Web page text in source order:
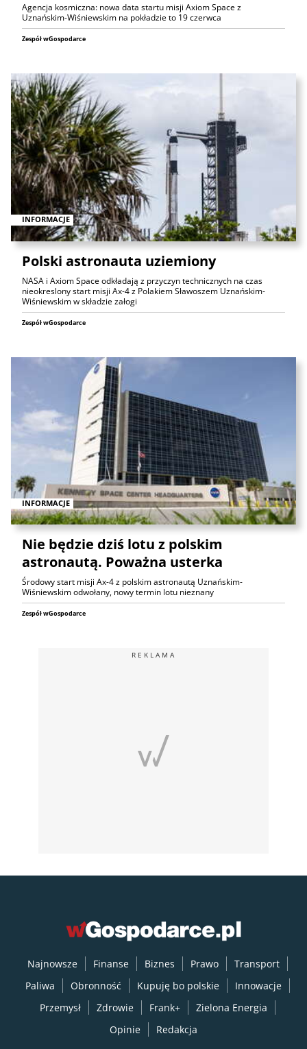
Agencja kosmiczna: nowa data startu misji Axiom Space z
Uznańskim-Wiśniewskim na pokładzie to 19 czerwca
Zespół wGospodarce
INFORMACJE
Polski astronauta uziemiony
NASA i Axiom Space odkładają z przyczyn technicznych na czas
nieokreslony start misji Ax-4 z Polakiem Sławoszem Uznańskim-
Wiśniewskim w składzie załogi
Zespół wGospodarce
INFORMACJE
Nie będzie dziś lotu z polskim
astronautą. Poważna usterka
Środowy start misji Ax-4 z polskim astronautą Uznańskim-
Wiśniewskim odwołany, nowy termin lotu nieznany
Zespół wGospodarce
REKLAMA
Najnowsze Finanse Biznes Prawo
Transport
Paliwa
Obronność Kupuję bo polskie
Innowacje
Przemysł
Zdrowie Frank+
Zielona Energia
Opinie
Redakcja